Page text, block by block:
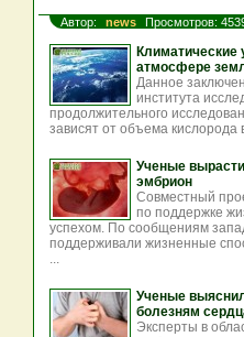
Автор: news Просмотров:
Климатические
атмосфере
Данное
института
продолжительного
зависят от объема
Ученые
эмбрион
Совместный
по поддержке
успехом. По сообщениям
поддерживали жизненные
...
Ученые
болезням
Эксперты в